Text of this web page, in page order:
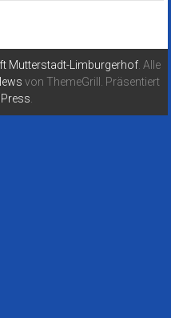
Mutterstadt-Limburgerhof . Alle
von ThemeGrill. Präsentiert